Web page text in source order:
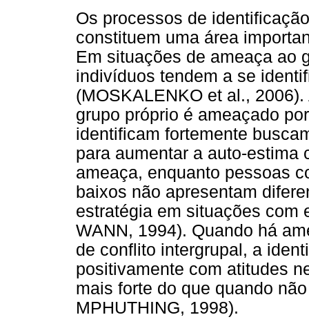
Os processos de
constituem uma área
Em situações de ameaça ao
indivíduos tendem a se
(MOSKALENKO et al.,
grupo próprio é ameaçado
identificam fortemente
para aumentar a auto-estima
ameaça, enquanto pessoas
baixos não apresentam
estratégia em situações com
WANN, 1994). Quando há
de conflito intergrupal, a
positivamente com atitudes
mais forte do que quando
MPHUTHING, 1998).